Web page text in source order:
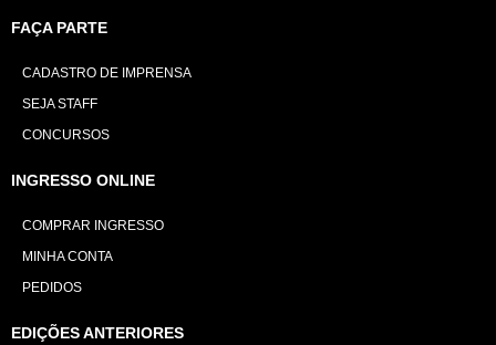
FAÇA PARTE
CADASTRO DE IMPRENSA
SEJA STAFF
CONCURSOS
INGRESSO ONLINE
COMPRAR INGRESSO
MINHA CONTA
PEDIDOS
EDIÇÕES ANTERIORES